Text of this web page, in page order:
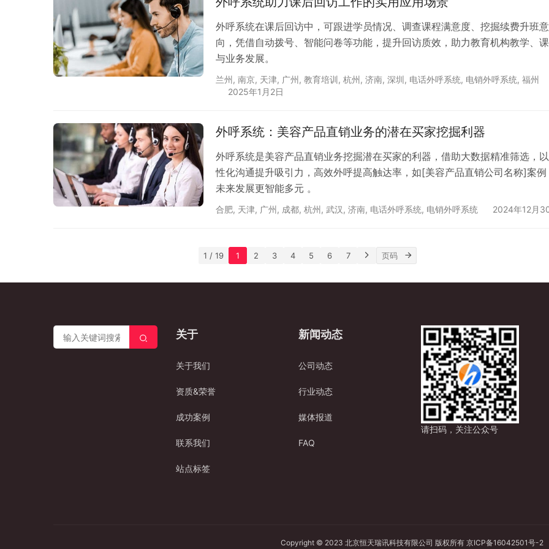
外呼系统在课后回访中，可跟进学员情况、调查课程满意度、挖掘续费升班意
向，凭借自动拨号、智能问卷等功能，提升回访质效，助力教育机构教学、
与业务发展。
兰州, 南京, 天津, 广州, 教育培训, 杭州, 济南, 深圳, 电话外呼系统, 电销外呼系统, 福州
2025年1月2日
外呼系统：美容产品直销业务的潜在买家挖掘利器
外呼系统是美容产品直销业务挖掘潜在买家的利器，借助大数据精准筛选，
性化沟通提升吸引力，高效外呼提高触达率，如[美容产品直销公司名称]案例
未来发展更智能多元 。
合肥, 天津, 广州, 成都, 杭州, 武汉, 济南, 电话外呼系统, 电销外呼系统 2024年12月
1 / 19 1 2 3 4 5 6 7
关于
关于我们
资质&荣誉
成功案例
联系我们
站点标签
新闻动态
公司动态
行业动态
媒体报道
FAQ
请扫码，关注公众号
Copyright © 2023 北京恒天瑞讯科技有限公司 版权所有 京ICP备16042501号-2